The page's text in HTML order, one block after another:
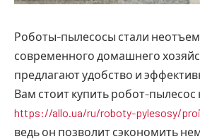
Роботы-пылесосы стали
современного домашнего
предлагают удобство и
Вам стоит купить робот-пылесос
https://allo.ua/ru/roboty-pylesosy/
ведь он позволит сэкономить